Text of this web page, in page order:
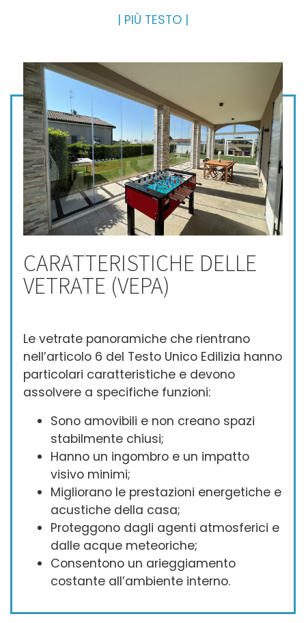
CARATTERISTICHE DELLE
VETRATE (VEPA)
Le vetrate panoramiche che rientrano
nell’articolo 6 del Testo Unico Edilizia hanno
particolari caratteristiche e devono
assolvere a specifiche funzioni:
Sono amovibili e non creano spazi
stabilmente chiusi;
Hanno un ingombro e un impatto
visivo minimi;
Migliorano le prestazioni energetiche e
acustiche della casa;
Proteggono dagli agenti atmosferici e
dalle acque meteoriche;
Consentono un arieggiamento
costante all’ambiente interno.